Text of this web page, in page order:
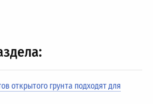
открытого грунта подходят для